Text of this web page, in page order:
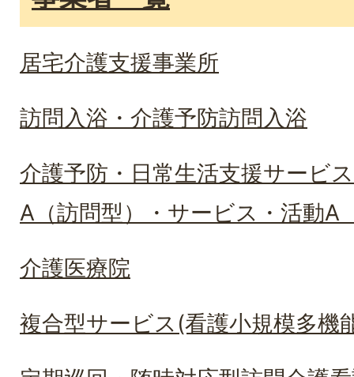
居宅介護支援事業所
訪問入浴・介護予防訪問入浴
介護予防・日常生活支援サービ
A（訪問型）・サービス・活動A
介護医療院
複合型サービス(看護小規模多機